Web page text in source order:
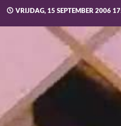
VRIJDAG, 15 SEPTEMBER 2006